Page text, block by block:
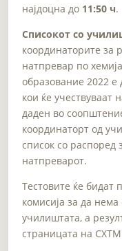
најдоцна до 11:50 ч.
Списокот со
координаторите за
натпревар по
образование 2022
кои ќе учествуваат
даден во
координаторт од
список со распоред
натпреварот.
Тестовите ќе бидат
комисија за да
училиштата, а
страницата на